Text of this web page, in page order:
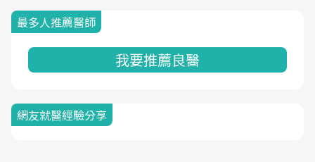
最多人推薦醫師
我要推薦良醫
網友就醫經驗分享